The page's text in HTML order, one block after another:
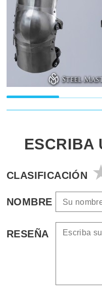
ESCRIBA
CLASIFICACIÓN
NOMBRE
RESEÑA